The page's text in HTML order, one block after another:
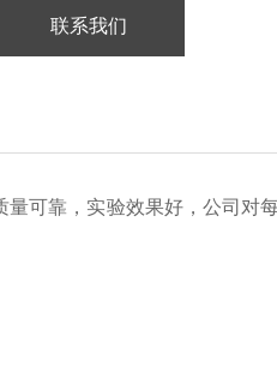
联系我们
量可靠，实验效果好，公司对